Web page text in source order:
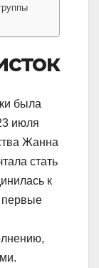
была
июля
Жанна
стать
к
первые